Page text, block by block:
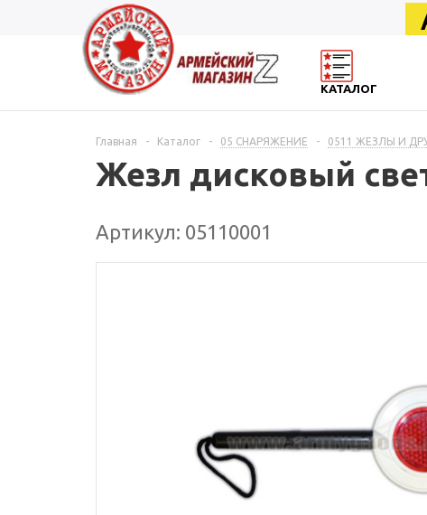
КАТАЛОГ
Главная - Каталог - 05 СНАРЯЖЕНИЕ - 0511 ЖЕЗЛЫ И
Жезл дисковый
Артикул: 05110001